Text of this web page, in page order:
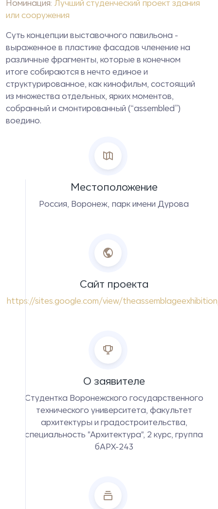
Номинация: Лучший студенческий проект здания
или сооружения
Суть концепции выставочного павильона -
выраженное в пластике фасадов членение на
различные фрагменты, которые в конечном
итоге собираются в нечто единое и
структурированное, как кинофильм, состоящий
из множества отдельных, ярких моментов,
собранный и смонтированный (“assembled”)
воедино.
Местоположение
Россия, Воронеж, парк имени Дурова
Сайт проекта
https://sites.google.com/view/
О заявителе
Студентка Воронежского государственного
технического университета, факультет
архитектуры и градостроительства,
специальность "Архитектура", 2 курс, группа
бАРХ-243